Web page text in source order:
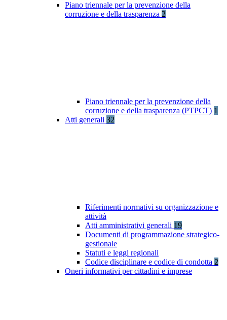
Piano triennale per la prevenzione della
corruzione e della trasparenza 2
Piano triennale per la prevenzione della
corruzione e della trasparenza (PTPCT) 1
Atti generali 32
Riferimenti normativi su organizzazione e
attività
Atti amministrativi generali 19
Documenti di programmazione strategico-
gestionale
Statuti e leggi regionali
Codice disciplinare e codice di condotta 2
Oneri informativi per cittadini e imprese